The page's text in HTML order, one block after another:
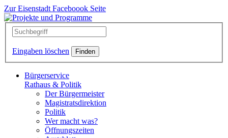
Zur Eisenstadt Faceboook Seite
Eingaben löschen
Bürgerservice
Rathaus & Politik
Der Bürgermeister
Magistratsdirektion
Politik
Wer macht was?
Öffnungszeiten